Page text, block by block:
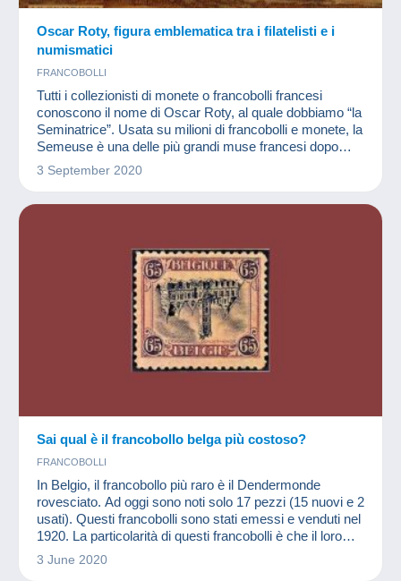
Oscar Roty, figura emblematica tra i filatelisti e i
numismatici
FRANCOBOLLI
Tutti i collezionisti di monete o francobolli francesi
conoscono il nome di Oscar Roty, al quale dobbiamo “la
Seminatrice”. Usata su milioni di francobolli e monete, la
Semeuse è una delle più grandi muse francesi dopo
Marianna.
3 September 2020
Sai qual è il francobollo belga più costoso?
FRANCOBOLLI
In Belgio, il francobollo più raro è il Dendermonde
rovesciato. Ad oggi sono noti solo 17 pezzi (15 nuovi e 2
usati). Questi francobolli sono stati emessi e venduti nel
1920. La particolarità di questi francobolli è che il loro
centro è invertito rispetto alla cornice.
3 June 2020